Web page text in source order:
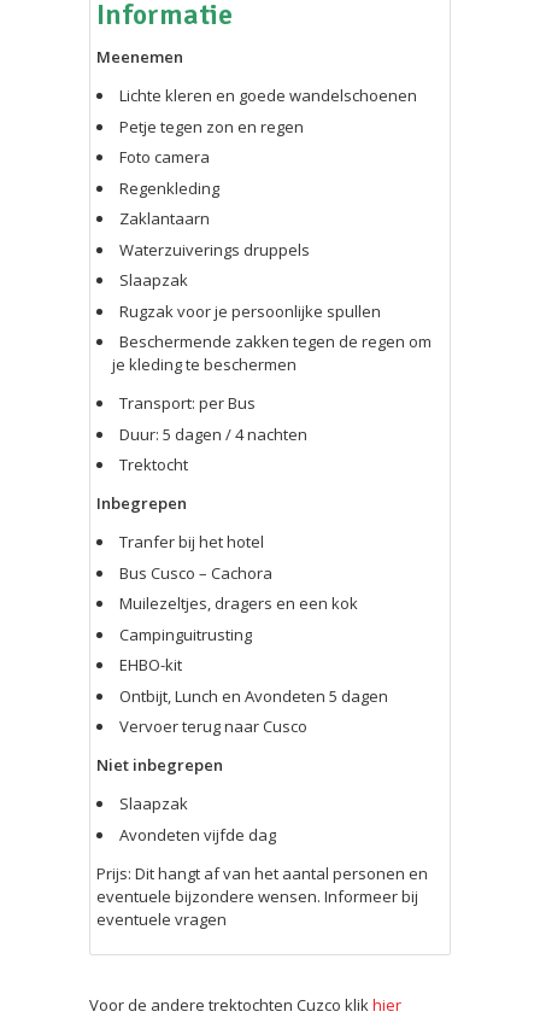
Informatie
Meenemen
Lichte kleren en goede wandelschoenen
Petje tegen zon en regen
Foto camera
Regenkleding
Zaklantaarn
Waterzuiverings druppels
Slaapzak
Rugzak voor je persoonlijke spullen
Beschermende zakken tegen de regen om
je kleding te beschermen
Transport: per Bus
Duur: 5 dagen / 4 nachten
Trektocht
Inbegrepen
Tranfer bij het hotel
Bus Cusco – Cachora
Muilezeltjes, dragers en een kok
Campinguitrusting
EHBO-kit
Ontbijt, Lunch en Avondeten 5 dagen
Vervoer terug naar Cusco
Niet inbegrepen
Slaapzak
Avondeten vijfde dag
Prijs: Dit hangt af van het aantal personen en
eventuele bijzondere wensen. Informeer bij
eventuele vragen
Voor de andere trektochten Cuzco klikhier